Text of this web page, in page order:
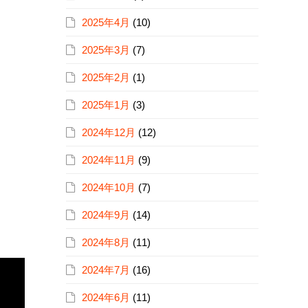
2025年4月 (10)
2025年3月 (7)
2025年2月 (1)
2025年1月 (3)
2024年12月 (12)
2024年11月 (9)
2024年10月 (7)
2024年9月 (14)
2024年8月 (11)
2024年7月 (16)
2024年6月 (11)